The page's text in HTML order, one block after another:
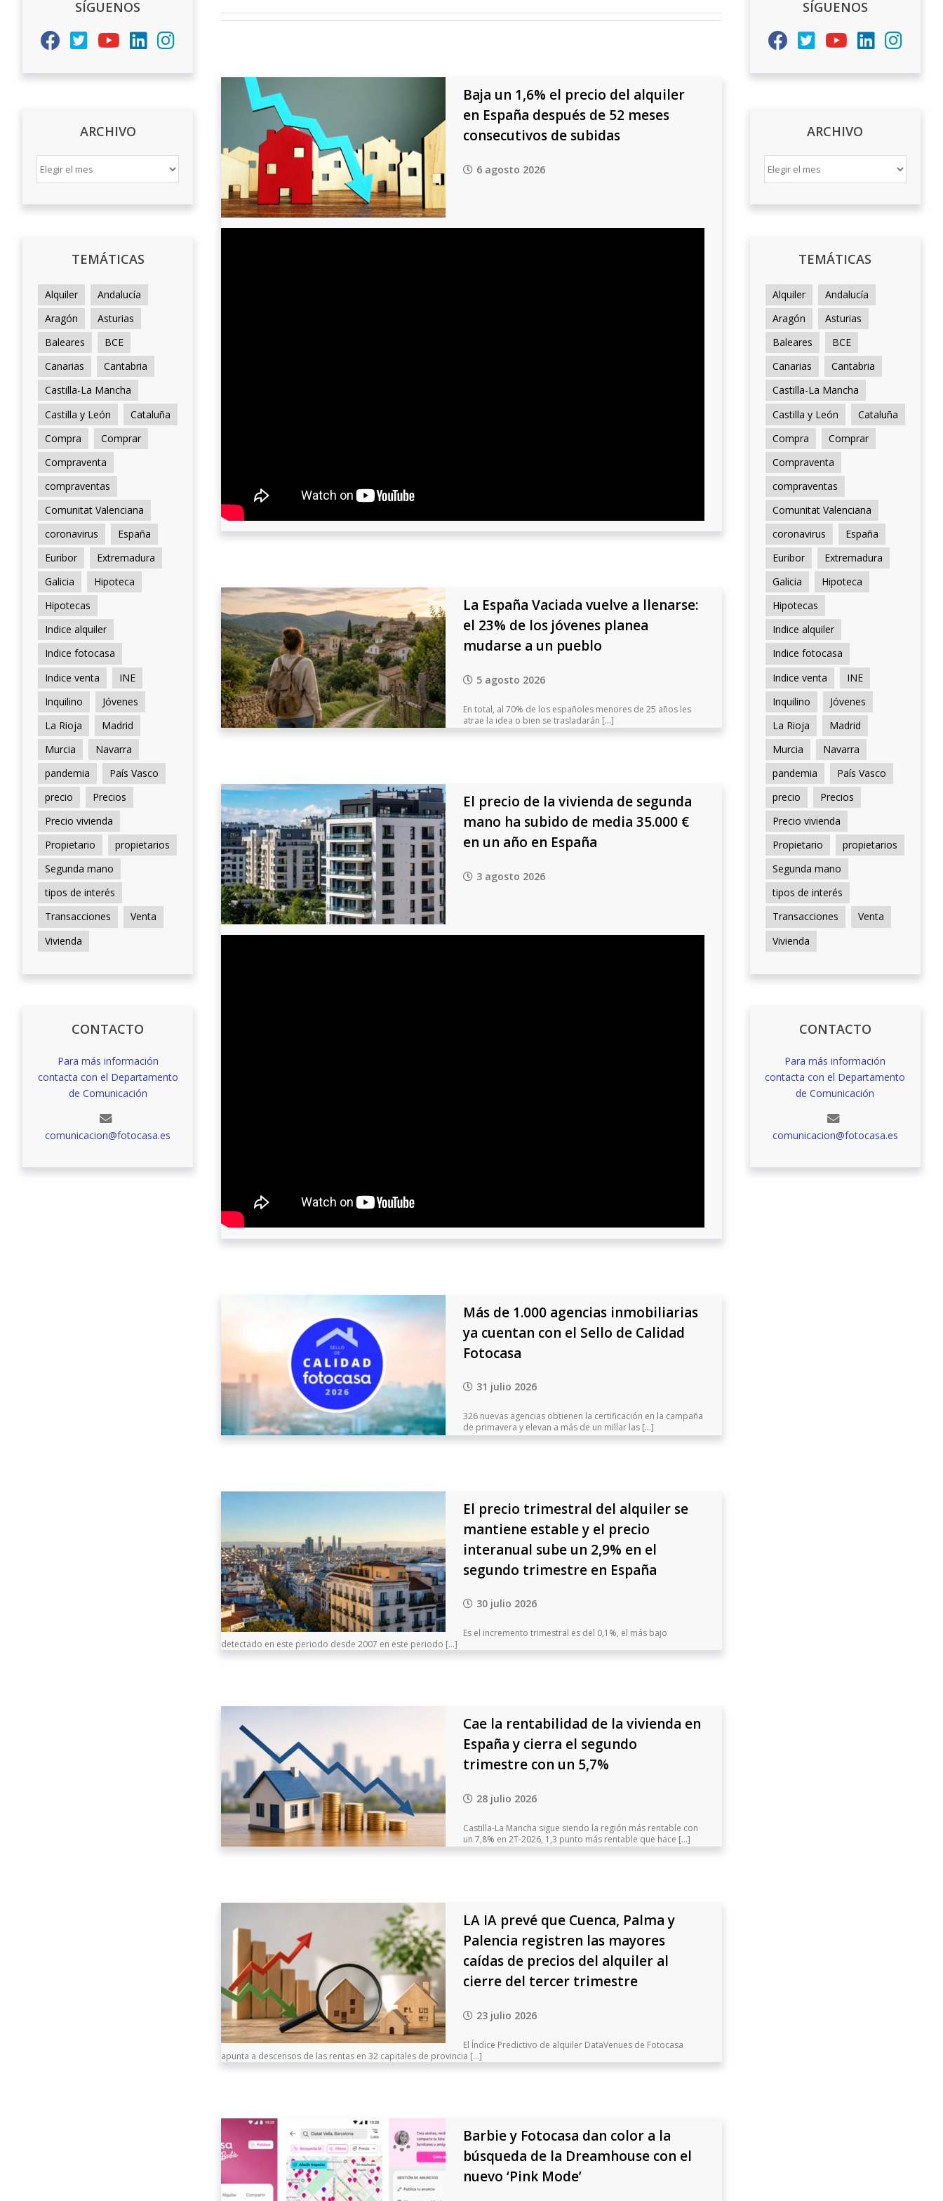
Baja un 1,6% el precio del alquiler
en España después de 52 meses
consecutivos de subidas
6 agosto 2026
La España Vaciada vuelve a llenarse:
el 23% de los jóvenes planea
mudarse a un pueblo
5 agosto 2026
En total, al 70% de los españoles menores de 25 años les
atrae la idea o bien se trasladarán [...]
El precio de la vivienda de segunda
mano ha subido de media 35.000 €
en un año en España
3 agosto 2026
Más de 1.000 agencias inmobiliarias
ya cuentan con el Sello de Calidad
Fotocasa
31 julio 2026
326 nuevas agencias obtienen la certificación en la campaña
de primavera y elevan a más de un millar las [...]
El precio trimestral del alquiler se
mantiene estable y el precio
interanual sube un 2,9% en el
segundo trimestre en España
30 julio 2026
Es el incremento trimestral es del 0,1%, el más bajo
detectado en este periodo desde 2007 en este periodo [...]
Cae la rentabilidad de la vivienda en
España y cierra el segundo
trimestre con un 5,7%
28 julio 2026
Castilla-La Mancha sigue siendo la región más rentable con
un 7,8% en 2T-2026, 1,3 punto más rentable que hace [...]
LA IA prevé que Cuenca, Palma y
Palencia registren las mayores
caídas de precios del alquiler al
cierre del tercer trimestre
23 julio 2026
El Índice Predictivo de alquiler DataVenues de Fotocasa
apunta a descensos de las rentas en 32 capitales de provincia [...]
Barbie y Fotocasa dan color a la
búsqueda de la Dreamhouse con el
nuevo ‘Pink Mode’
SÍGUENOS
ARCHIVO
ARCHIVO
TEMÁTICAS
Alquiler
Andalucía
Aragón
Asturias
Baleares
BCE
Canarias
Cantabria
Castilla-La Mancha
Castilla y León
Cataluña
Compra
Comprar
Compraventa
compraventas
Comunitat Valenciana
coronavirus
España
Euribor
Extremadura
Galicia
Hipoteca
Hipotecas
Indice alquiler
Indice fotocasa
Indice venta
INE
Inquilino
Jóvenes
La Rioja
Madrid
Murcia
Navarra
pandemia
País Vasco
precio
Precios
Precio vivienda
Propietario
propietarios
Segunda mano
tipos de interés
Transacciones
Venta
Vivienda
CONTACTO
Para más información
contacta con el Departamento
de Comunicación
comunicacion@fotocasa.es
SÍGUENOS
ARCHIVO
ARCHIVO
TEMÁTICAS
Alquiler
Andalucía
Aragón
Asturias
Baleares
BCE
Canarias
Cantabria
Castilla-La Mancha
Castilla y León
Cataluña
Compra
Comprar
Compraventa
compraventas
Comunitat Valenciana
coronavirus
España
Euribor
Extremadura
Galicia
Hipoteca
Hipotecas
Indice alquiler
Indice fotocasa
Indice venta
INE
Inquilino
Jóvenes
La Rioja
Madrid
Murcia
Navarra
pandemia
País Vasco
precio
Precios
Precio vivienda
Propietario
propietarios
Segunda mano
tipos de interés
Transacciones
Venta
Vivienda
CONTACTO
Para más información
contacta con el Departamento
de Comunicación
comunicacion@fotocasa.es